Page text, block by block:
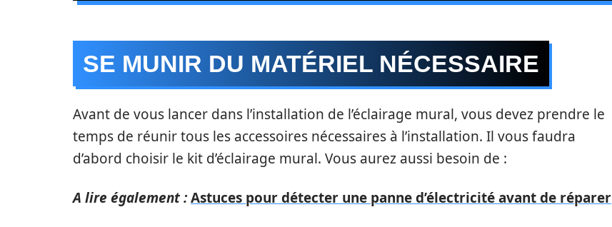
SE MUNIR DU MATÉRIEL NÉCESSAIRE
Avant de vous lancer dans l’installation de l’éclairage mural, vous devez prendre le
temps de réunir tous les accessoires nécessaires à l’installation. Il vous faudra
d’abord choisir le kit d’éclairage mural. Vous aurez aussi besoin de :
A lire également :Astuces pour détecter une panne d’électricité avant de réparer